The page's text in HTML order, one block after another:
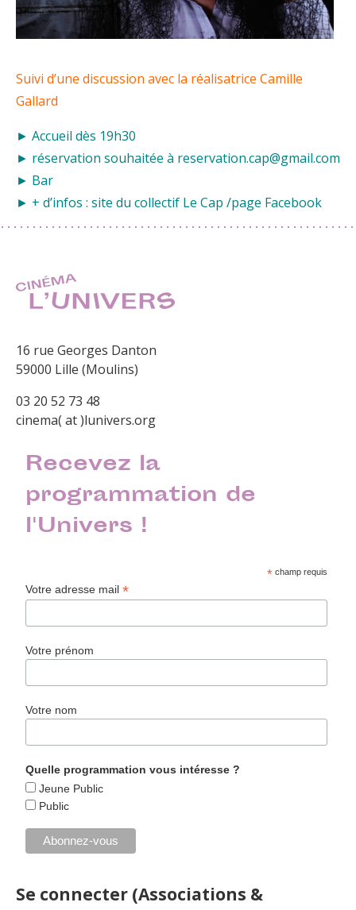
Suivi d’une discussion avec la réalisatrice Camille
Gallard
► Accueil dès 19h30
► réservation souhaitée à reservation.cap@gmail.com
► Bar
► + d’infos : site du collectif Le Cap /page Facebook
16 rue Georges Danton
59000 Lille (Moulins)
03 20 52 73 48
cinema( at )lunivers.org
Recevez la
programmation de
l'Univers !
* champ requis
Votre adresse mail*
Votre prénom
Votre nom
Quelle programmation vous intéresse ?
Jeune Public
Public
Se connecter (Associations &